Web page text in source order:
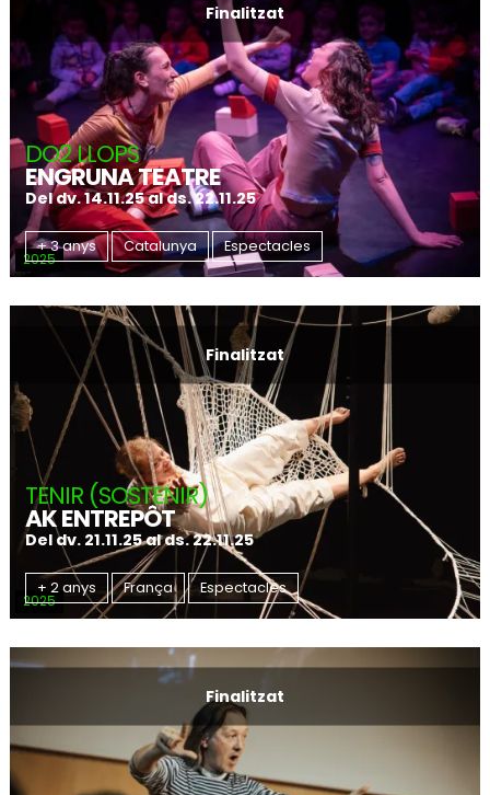
Finalitzat
2025
DO2 LLOPS
ENGRUNA TEATRE
Del dv. 14.11.25al ds. 22.11.25
+ 3 anys Catalunya Espectacles
Finalitzat
2025
TENIR (SOSTENIR)
AK ENTREPÔT
Del dv. 21.11.25al ds. 22.11.25
+ 2 anys França Espectacles
Finalitzat